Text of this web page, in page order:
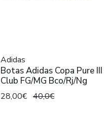
Adidas
Botas Adidas Copa Pure III
Club FG/MG Bco/Rj/Ng
28,00€ 40,0€